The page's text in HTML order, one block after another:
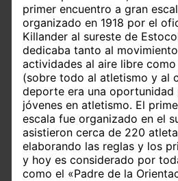
primer encuentro a gran
organizado en 1918 por el
Killander al sureste de
dedicaba tanto al
actividades al aire libre
(sobre todo al atletismo y al
deporte era una oportunidad
jóvenes en atletismo. El
escala fue organizado en el
asistieron cerca de 220
elaborando las reglas y los
y hoy es considerado por
como el «Padre de la